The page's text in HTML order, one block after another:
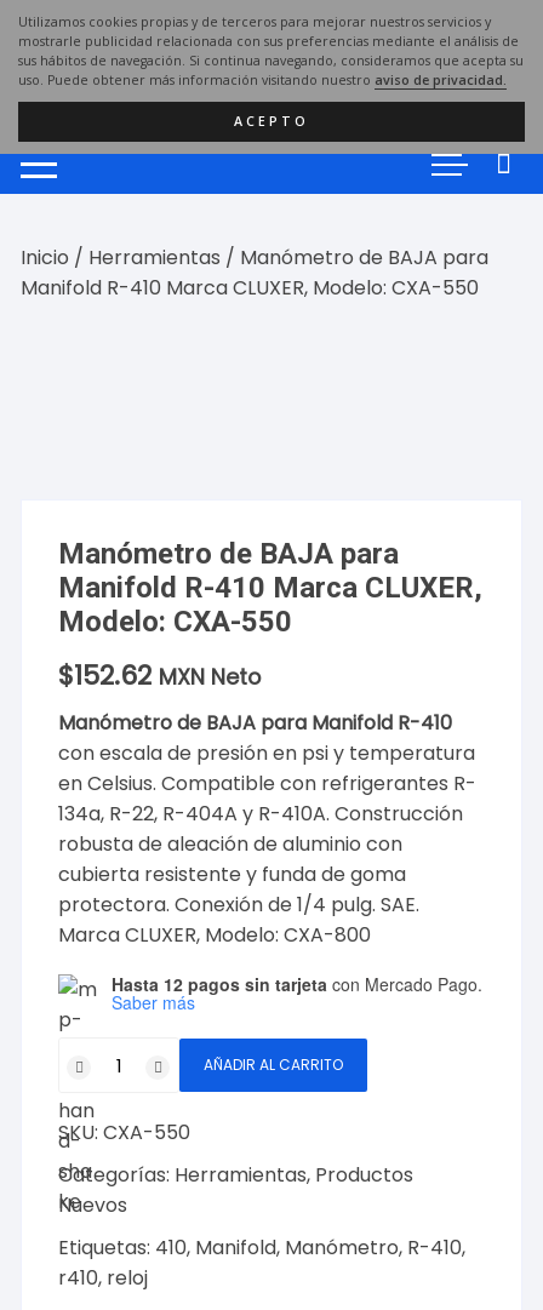
Utilizamos cookies propias y de terceros para mejorar nuestros servicios y
mostrarle publicidad relacionada con sus preferencias mediante el análisis de
sus hábitos de navegación. Si continua navegando, consideramos que acepta su
uso. Puede obtener más información visitando nuestro aviso de privacidad.
ACEPTO
Saltar
contenido
Inicio / Herramientas / Manómetro de BAJA para
Manifold R-410 Marca CLUXER, Modelo: CXA-550
Manómetro de BAJA para
Manifold R-410 Marca CLUXER,
Modelo: CXA-550
$152.62 MXN Neto
Manómetro de BAJA para Manifold R-410
con escala de presión en psi y temperatura
en Celsius. Compatible con refrigerantes R-
134a, R-22, R-404A y R-410A. Construcción
robusta de aleación de aluminio con
cubierta resistente y funda de goma
protectora. Conexión de 1/4 pulg. SAE.
Marca CLUXER, Modelo: CXA-800
Hasta 12 pagos sin tarjeta con Mercado Pago.
Saber más
de
BAJA
para
Manifold
R-
Marca
CLUXER,
AÑADIR AL CARRITO
SKU:CXA-550
Categorías: Herramientas, Productos
Nuevos
Etiquetas: 410, Manifold, Manómetro, R-410,
r410, reloj